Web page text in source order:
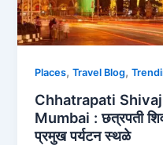
Places,Travel Blog,
Chhatrapati
Mumbai : छत्रपती
प्रमुख पर्यटन स्थळे